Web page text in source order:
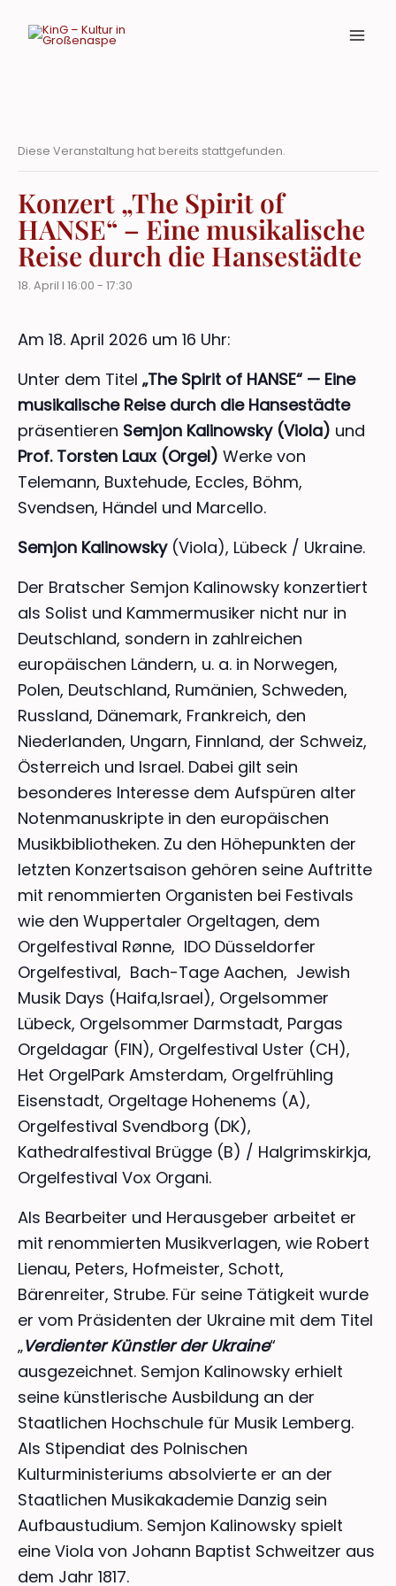
Inhalt
springen
Diese Veranstaltung hat bereits stattgefunden.
Konzert „The Spirit of
HANSE“ – Eine musikalische
Reise durch die Hansestädte
18. April I 16:00 - 17:30
Am 18. April 2026 um 16 Uhr:
Unter dem Titel „The Spirit of HANSE“ — Eine
musikalische Reise durch die Hansestädte
präsentieren Semjon Kalinowsky (Viola) und
Prof. Torsten Laux (Orgel) Werke von
Telemann, Buxtehude, Eccles, Böhm,
Svendsen, Händel und Marcello.
Semjon Kalinowsky (Viola), Lübeck / Ukraine.
Der Bratscher Semjon Kalinowsky konzertiert
als Solist und Kammermusiker nicht nur in
Deutschland, sondern in zahlreichen
europäischen Ländern, u. a. in Norwegen,
Polen, Deutschland, Rumänien, Schweden,
Russland, Dänemark, Frankreich, den
Niederlanden, Ungarn, Finnland, der Schweiz,
Österreich und Israel. Dabei gilt sein
besonderes Interesse dem Aufspüren alter
Notenmanuskripte in den europäischen
Musikbibliotheken. Zu den Höhepunkten der
letzten Konzertsaison gehören seine Auftritte
mit renommierten Organisten bei Festivals
wie den Wuppertaler Orgeltagen, dem
Orgelfestival Rønne, IDO Düsseldorfer
Orgelfestival, Bach-Tage Aachen, Jewish
Musik Days (Haifa,Israel), Orgelsommer
Lübeck, Orgelsommer Darmstadt, Pargas
Orgeldagar (FIN), Orgelfestival Uster (CH),
Het OrgelPark Amsterdam, Orgelfrühling
Eisenstadt, Orgeltage Hohenems (A),
Orgelfestival Svendborg (DK),
Kathedralfestival Brügge (B) / Halgrimskirkja,
Orgelfestival Vox Organi.
Als Bearbeiter und Herausgeber arbeitet er
mit renommierten Musikverlagen, wie Robert
Lienau, Peters, Hofmeister, Schott,
Bärenreiter, Strube. Für seine Tätigkeit wurde
er vom Präsidenten der Ukraine mit dem Titel
„Verdienter Künstler der Ukraine“
ausgezeichnet. Semjon Kalinowsky erhielt
seine künstlerische Ausbildung an der
Staatlichen Hochschule für Musik Lemberg.
Als Stipendiat des Polnischen
Kulturministeriums absolvierte er an der
Staatlichen Musikakademie Danzig sein
Aufbaustudium. Semjon Kalinowsky spielt
eine Viola von Johann Baptist Schweitzer aus
dem Jahr 1817.